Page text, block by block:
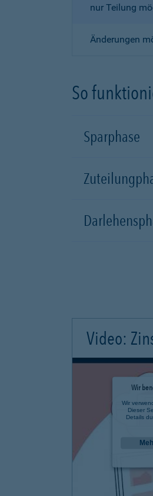
nur Teilung
Änderungen
So
Sparphase
Video:
Wir
Wir
Dieser
Details